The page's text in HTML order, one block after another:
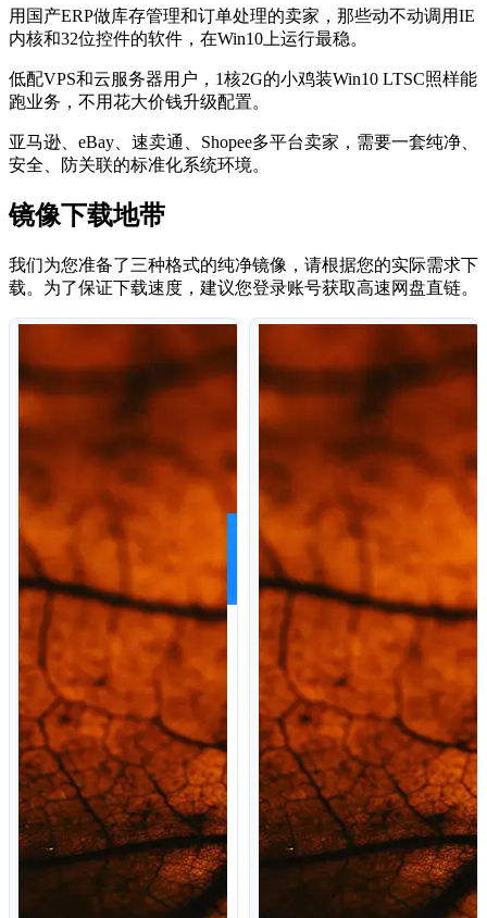
用国产ERP做库存管理和订单处理的卖家，那些动不动调用IE
内核和32位控件的软件，在Win10上运行最稳。
低配VPS和云服务器用户，1核2G的小鸡装Win10 LTSC照样能
跑业务，不用花大价钱升级配置。
亚马逊、eBay、速卖通、Shopee多平台卖家，需要一套纯净、
安全、防关联的标准化系统环境。
镜像下载地带
我们为您准备了三种格式的纯净镜像，请根据您的实际需求下
载。为了保证下载速度，建议您登录账号获取高速网盘直链。